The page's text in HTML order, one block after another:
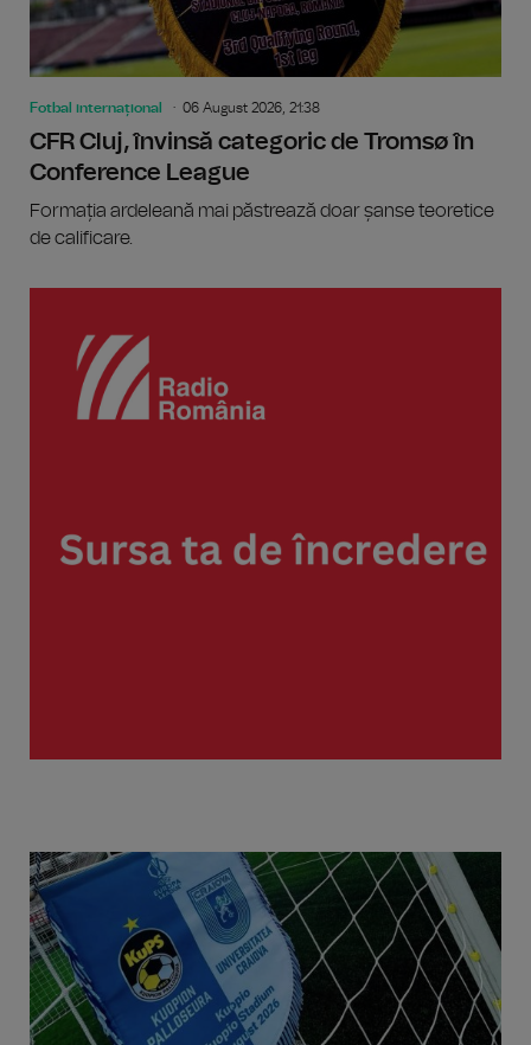
Fotbal internațional 06 August 2026, 21:38
CFR Cluj, învinsă categoric de Tromsø în
Conference League
Formația ardeleană mai păstrează doar șanse teoretice
de calificare.